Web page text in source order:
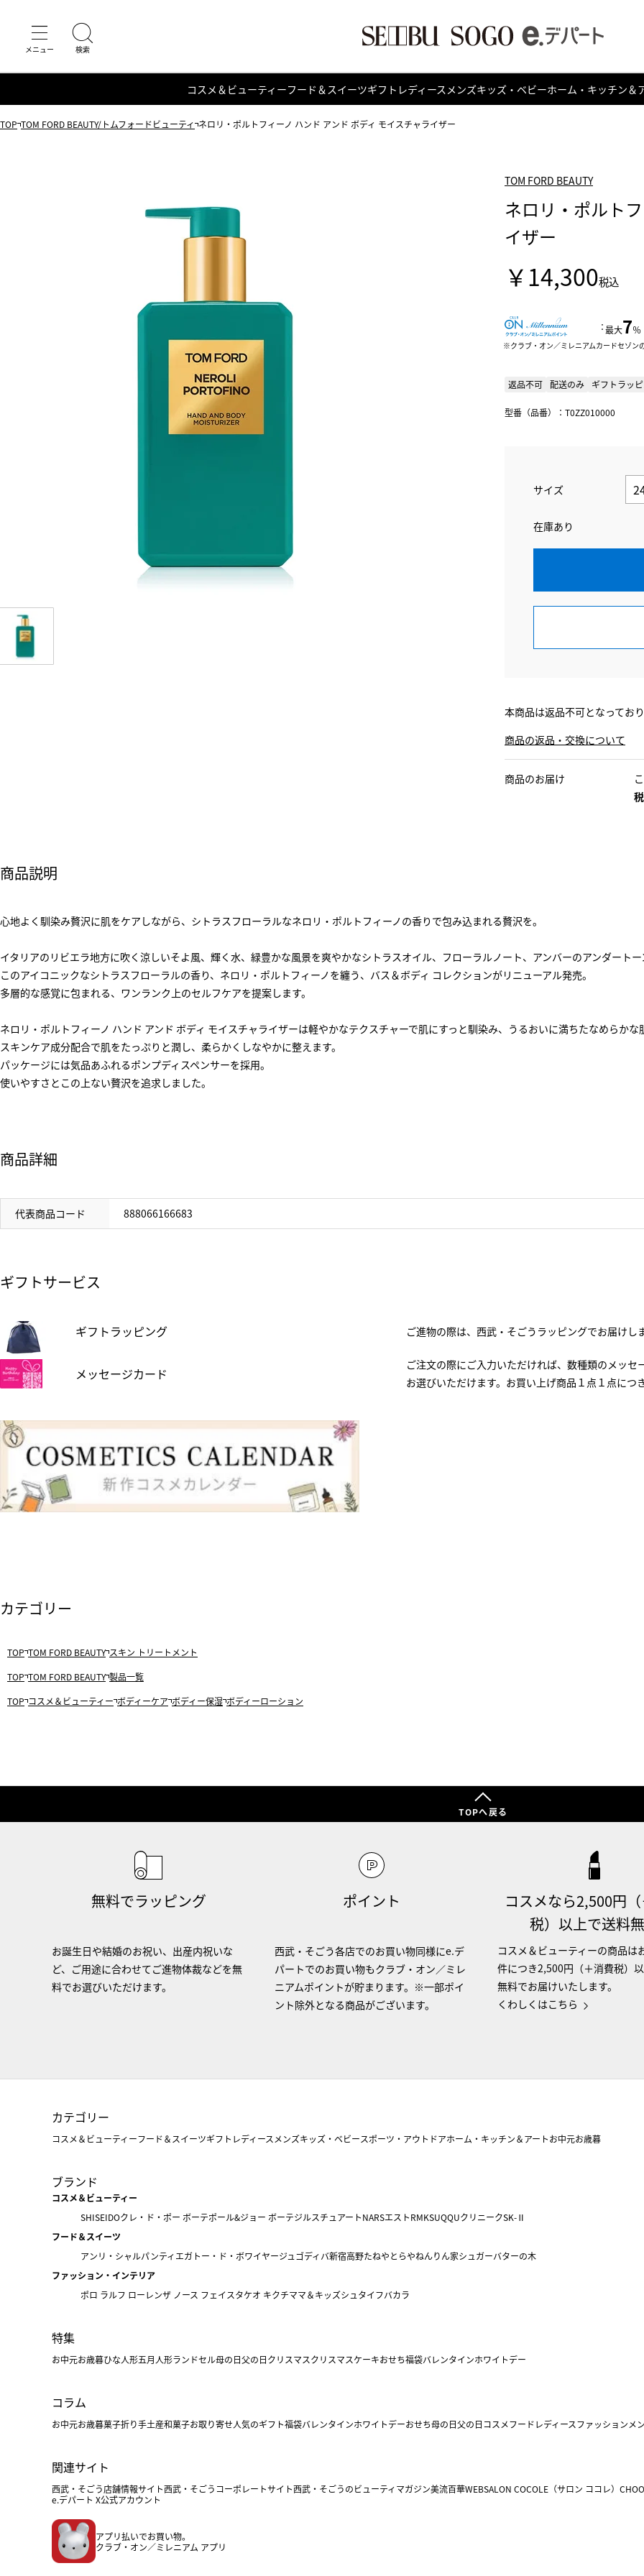
コスメ＆ビューティーフード＆スイーツギフト レディース メンズキッズ・ベビーホーム・キッチン＆
TOP TOM FORD BEAUTY/トムフォードビューティ ネロリ・ポルトフィーノ ハンド アンド ボディ モイスチャライザー
TOM FORD BEAUTY
ネロリ・ポルト
イザー
￥14,300税込
：最大7％
クラブ・オン／ミレニアムカードセゾン
返品不可 配送のみ ギフトラッ
型番（品番）：T0ZZ010000
サイズ
在庫あり
本商品は返品不可となってお
商品の返品・交換について
商品のお届け
商品説明
心地よく馴染み贅沢に肌をケアしながら、シトラスフローラルなネロリ・ポルトフィーノの香りで包み込まれる贅沢を。
イタリアのリビエラ地方に吹く涼しいそよ風、輝く水、緑豊かな風景を爽やかなシトラスオイル、フローラルノート、アンバーのアンダートー
このアイコニックなシトラスフローラルの香り、ネロリ・ポルトフィーノを纏う、バス＆ボディ コレクションがリニューアル発売。
多層的な感覚に包まれる、ワンランク上のセルフケアを提案します。
ネロリ・ポルトフィーノ ハンド アンド ボディ モイスチャライザーは軽やかなテクスチャーで肌にすっと馴染み、うるおいに満ちたなめらかな
スキンケア成分配合で肌をたっぷりと潤し、柔らかくしなやかに整えます。
パッケージには気品あふれるポンプディスペンサーを採用。
使いやすさとこの上ない贅沢を追求しました。
商品詳細
代表商品コード 888066166683
ギフトサービス
ギフトラッピング ご進物の際は、西武・そごうラッピングでお届けしま
メッセージカード
ご注文の際にご入力いただければ、数種類のメッセ
お選びいただけます。お買い上げ商品１点１点につ
カテゴリー
TOP TOM FORD BEAUTY スキン トリートメント
TOP TOM FORD BEAUTY 製品一覧
TOP コスメ＆ビューティー ボディーケア ボディー保湿 ボディーローション
TOPへ戻る
無料でラッピング
お誕生日や結婚のお祝い、出産内祝いな
ど、ご用途に合わせてご進物体裁などを無
料でお選びいただけます。
ポイント
西武・そごう各店でのお買い物同様にe.デ
パートでのお買い物もクラブ・オン／ミレ
ニアムポイントが貯まります。※一部ポイ
ント除外となる商品がございます。
コスメなら2,500円
税）以上で送料
コスメ＆ビューティーの商品は
件につき2,500円（＋消費税）
無料でお届けいたします。
くわしくはこちら
カテゴリー
コスメ＆ビューティーフード＆スイーツギフト レディースメンズキッズ・ベビースポーツ・アウトドアホーム・キッチン＆アートお中元お歳暮
ブランド
コスメ＆ビューティー
SHISEIDOクレ・ド・ポー ボーテポール&ジョー ボーテジルスチュアートNARSエストRMKSUQQUクリニークSK-Ⅱ
フード＆スイーツ
アンリ・シャルパンティエガトー・ド・ボワイヤージュゴディバ新宿高野たねやとらやねんりん家シュガーバターの木
ファッション・インテリア
ポロ ラルフ ローレンザ ノース フェイスタケオ キクチママ＆キッズシュタイフバカラ
特集
お中元お歳暮ひな人形五月人形ランドセル母の日父の日クリスマスクリスマスケーキおせち福袋バレンタインホワイトデー
コラム
お中元お歳暮菓子折り手土産和菓子お取り寄せ人気のギフト福袋バレンタインホワイトデーおせち母の日父の日 コスメフードレディースファッションメ
関連サイト
西武・そごう店舗情報サイト西武・そごうコーポレートサイト西武・そごうのビューティマガジン美流百華WEBSALON COCOLE（サロン ココレ）
e.デパート X公式アカウント
アプリ払いでお買い物。
クラブ・オン／ミレニアム アプリ